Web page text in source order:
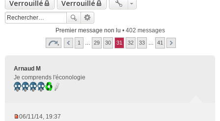
Verrouillé Verrouillé
Premier message non lu • 402 messages
1 29 30 31 32 33 41
Arnaud M
Je comprends l'éconologie
06/11/14, 19:37